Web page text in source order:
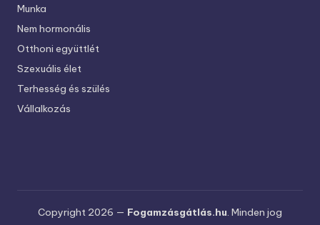
Munka
Nem hormonális
Otthoni együttlét
Szexuális élet
Terhesség és szülés
Vállalkozás
Copyright 2026 — Fogamzásgátlás.hu. Minden jog